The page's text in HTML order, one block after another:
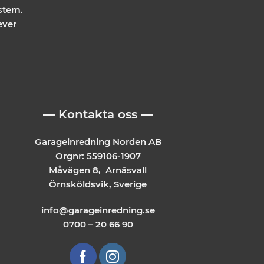
— Kontakta oss —
Garageinredning Norden AB
Orgnr: 559106-1907
Måvägen 8, Arnäsvall
Örnsköldsvik, Sverige
info@garageinredning.se
0700 – 20 66 90